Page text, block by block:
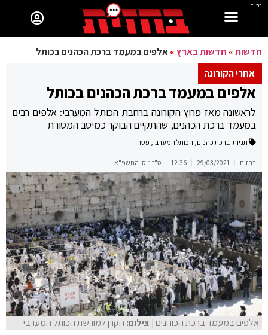
בס"ד
חדשות» חדשות בארץ»אלפים במעמד ברכת הכהנים בכותל
אחרי הקורונה
אלפים במעמד ברכת הכהנים בכותל
לראשונה מאז פרוץ הקורונה ברחבת הכותל המערבי: אלפים רבים
במעמד ברכת הכהנים, שהתקיים הבוקר כמיטב המסורת
תגיות: ברכת כהנים, הכותל המערבי, פסח
בחזית 29/03/2021
12:36 ט"ז ניסן התשפ"א
אלפים במעמד ברכת הכוהנים | צילום: הקרן למורשת הכותל המערבי